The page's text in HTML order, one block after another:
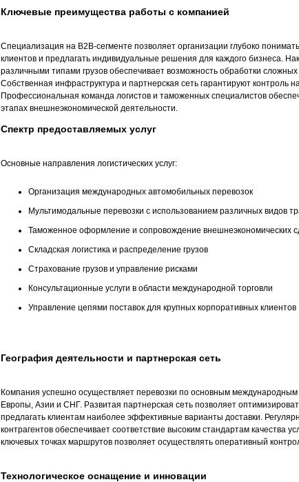
Ключевые преимущества работы с компанией
Специализация на B2B-сегменте позволяет организации глубоко
клиентов и предлагать индивидуальные решения для каждого бизнеса.
различными типами грузов обеспечивает возможность обработки
Собственная инфраструктура и партнерская сеть гарантируют контроль
Профессиональная команда логистов и таможенных специалистов
этапах внешнеэкономической деятельности.
Спектр предоставляемых услуг
Основные направления логистических услуг:
Организация международных автомобильных перевозок
Мультимодальные перевозки с использованием различных видов
Таможенное оформление и сопровождение внешнеэкономических
Складская логистика и распределение грузов
Страхование грузов и управление рисками
Консультационные услуги в области международной торговли
Управление цепями поставок для крупных корпоративных клиентов
География деятельности и партнерская сеть
Компания успешно осуществляет перевозки по основным
Европы, Азии и СНГ. Развитая партнерская сеть позволяет
предлагать клиентам наиболее эффективные варианты доставки.
контрагентов обеспечивает соответствие высоким стандартам качества
ключевых точках маршрутов позволяет осуществлять оперативный
Технологическое оснащение и инновации